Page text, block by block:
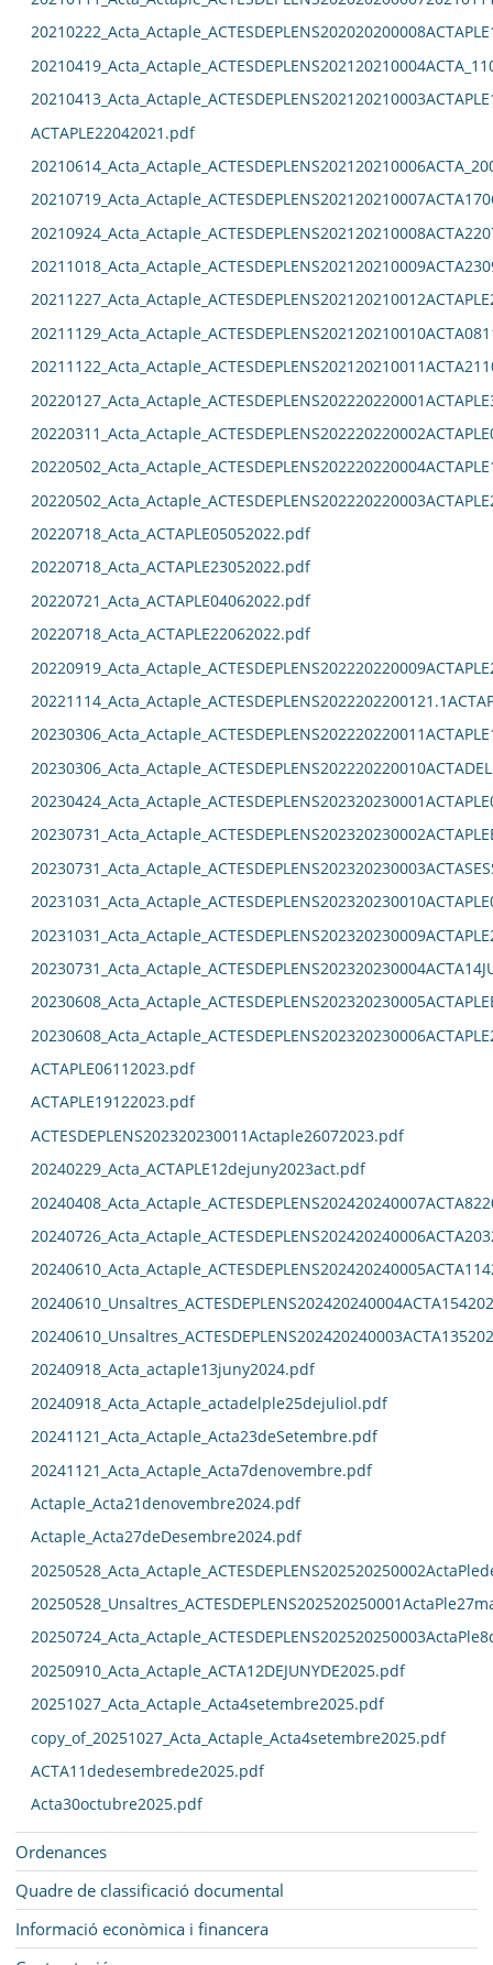
ACTAPLE22042021.pdf
20220718_Acta_ACTAPLE05052022.pdf
20220718_Acta_ACTAPLE23052022.pdf
20220721_Acta_ACTAPLE04062022.pdf
20220718_Acta_ACTAPLE22062022.pdf
ACTAPLE06112023.pdf
ACTAPLE19122023.pdf
ACTESDEPLENS202320230011Actaple26072023.pdf
20240229_Acta_ACTAPLE12dejuny2023act.pdf
20240918_Acta_actaple13juny2024.pdf
20240918_Acta_Actaple_actadelple25dejuliol.pdf
20241121_Acta_Actaple_Acta23deSetembre.pdf
20241121_Acta_Actaple_Acta7denovembre.pdf
Actaple_Acta21denovembre2024.pdf
Actaple_Acta27deDesembre2024.pdf
20250910_Acta_Actaple_ACTA12DEJUNYDE2025.pdf
20251027_Acta_Actaple_Acta4setembre2025.pdf
copy_of_20251027_Acta_Actaple_Acta4setembre2025.pdf
ACTA11dedesembrede2025.pdf
Acta30octubre2025.pdf
Ordenances
Quadre de classificació documental
Informació econòmica i financera